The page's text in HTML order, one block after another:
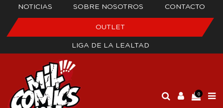
NOTICIAS SOBRE NOSOTROS CONTACTO
OUTLET
LIGA DE LA LEALTAD
0